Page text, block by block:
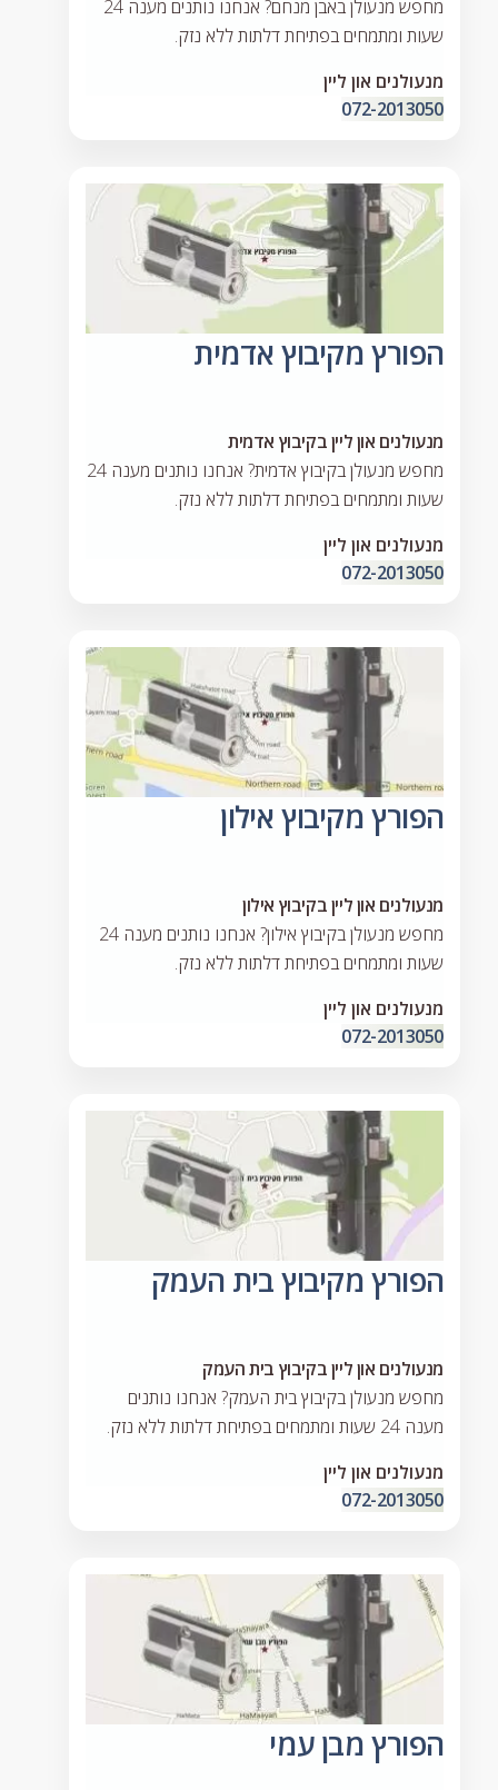
מחפש מנעולן באבן מנחם? אנחנו נותנים מענה 24
שעות ומתמחים בפתיחת דלתות ללא נזק.
מנעולנים און ליין
072-2013050
הפורץ מקיבוץ אדמית
מנעולנים און ליין בקיבוץ אדמית
מחפש מנעולן בקיבוץ אדמית? אנחנו נותנים מענה 24
שעות ומתמחים בפתיחת דלתות ללא נזק.
מנעולנים און ליין
072-2013050
הפורץ מקיבוץ אילון
מנעולנים און ליין בקיבוץ אילון
מחפש מנעולן בקיבוץ אילון? אנחנו נותנים מענה 24
שעות ומתמחים בפתיחת דלתות ללא נזק.
מנעולנים און ליין
072-2013050
הפורץ מקיבוץ בית העמק
מנעולנים און ליין בקיבוץ בית העמק
מחפש מנעולן בקיבוץ בית העמק? אנחנו נותנים
מענה 24 שעות ומתמחים בפתיחת דלתות ללא נזק.
מנעולנים און ליין
072-2013050
הפורץ מבן עמי